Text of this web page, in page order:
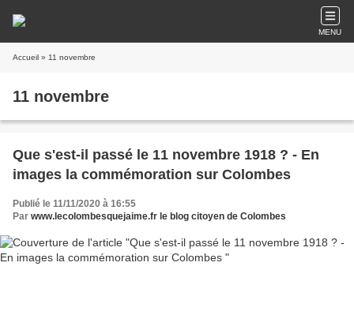
MENU
Accueil » 11 novembre
11 novembre
Que s'est-il passé le 11 novembre 1918 ? - En
images la commémoration sur Colombes
Publié le 11/11/2020 à 16:55
Par www.lecolombesquejaime.fr le blog citoyen de Colombes